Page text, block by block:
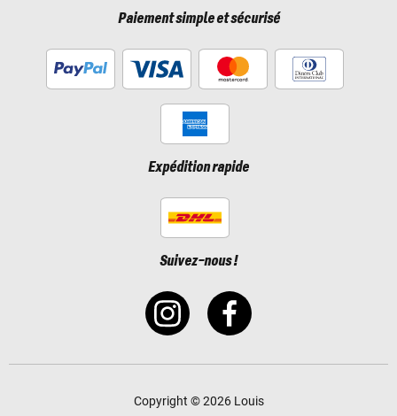
Paiement simple et sécurisé
Expédition rapide
Suivez-nous !
Copyright © 2026 Louis